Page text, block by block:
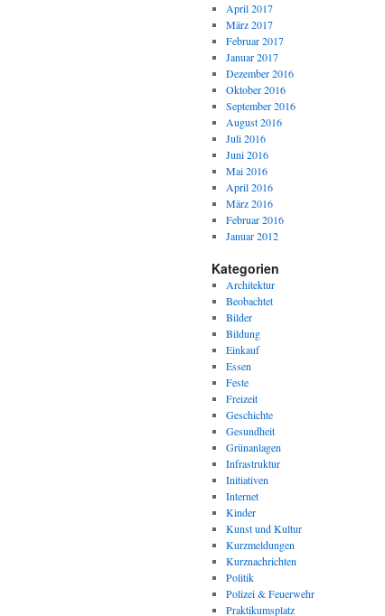
April 2017
März 2017
Februar 2017
Januar 2017
Dezember 2016
Oktober 2016
September 2016
August 2016
Juli 2016
Juni 2016
Mai 2016
April 2016
März 2016
Februar 2016
Januar 2012
Kategorien
Architektur
Beobachtet
Bilder
Bildung
Einkauf
Essen
Feste
Freizeit
Geschichte
Gesundheit
Grünanlagen
Infrastruktur
Initiativen
Internet
Kinder
Kunst und Kultur
Kurzmeldungen
Kurznachrichten
Politik
Polizei & Feuerwehr
Praktikumsplatz